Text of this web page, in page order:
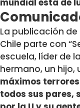
mundial está de
La publicación
Chile parte con “
escuela, líder de
hermano, un hijo,
máximos
todos sus pares,